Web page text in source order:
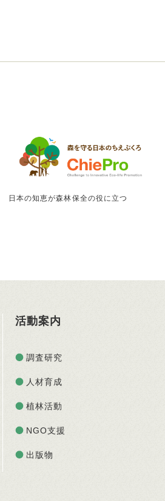
日本の知恵が森林保全の役に立つ
活動案内
調査研究
人材育成
植林活動
NGO支援
出版物